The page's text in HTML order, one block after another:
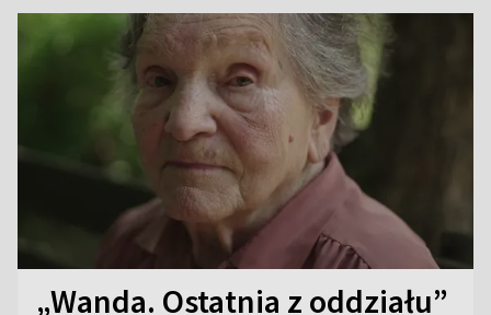
„Wanda. Ostatnia z oddziału”